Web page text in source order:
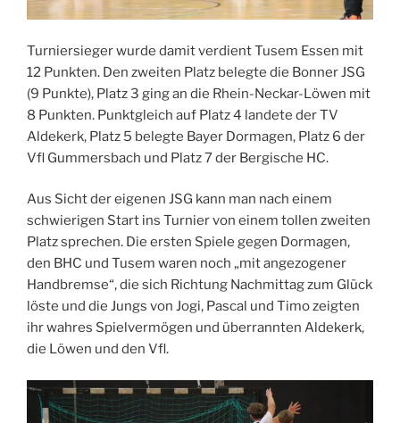
Turniersieger wurde damit verdient Tusem Essen mit
12 Punkten. Den zweiten Platz belegte die Bonner JSG
(9 Punkte), Platz 3 ging an die Rhein-Neckar-Löwen mit
8 Punkten. Punktgleich auf Platz 4 landete der TV
Aldekerk, Platz 5 belegte Bayer Dormagen, Platz 6 der
Vfl Gummersbach und Platz 7 der Bergische HC.
Aus Sicht der eigenen JSG kann man nach einem
schwierigen Start ins Turnier von einem tollen zweiten
Platz sprechen. Die ersten Spiele gegen Dormagen,
den BHC und Tusem waren noch „mit angezogener
Handbremse“, die sich Richtung Nachmittag zum Glück
löste und die Jungs von Jogi, Pascal und Timo zeigten
ihr wahres Spielvermögen und überrannten Aldekerk,
die Löwen und den Vfl.